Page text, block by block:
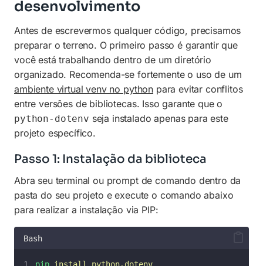
desenvolvimento
Antes de escrevermos qualquer código, precisamos
preparar o terreno. O primeiro passo é garantir que
você está trabalhando dentro de um diretório
organizado. Recomenda-se fortemente o uso de um
ambiente virtual venv no python para evitar conflitos
entre versões de bibliotecas. Isso garante que o
python-dotenv seja instalado apenas para este
projeto específico.
Passo 1: Instalação da biblioteca
Abra seu terminal ou prompt de comando dentro da
pasta do seu projeto e execute o comando abaixo
para realizar a instalação via PIP:
Bash
pip install python-dotenv